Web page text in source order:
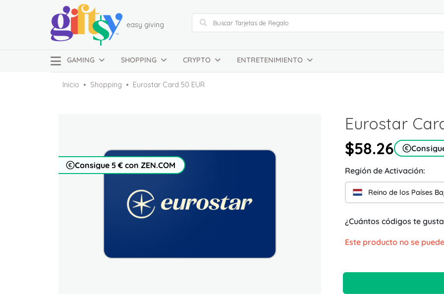
easy giving
GAMING SHOPPING CRYPTO ENTRETENIMIENTO
Inicio Shopping Eurostar Card 50 EUR
Consigue 5 € con ZEN.COM
Eurostar
$58.26
Región de Activación:
Reino de los Países
¿Cuántos códigos te
Este producto no se